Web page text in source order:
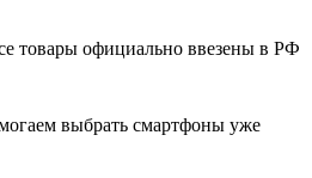
товары официально ввезены в РФ
выбрать смартфоны уже